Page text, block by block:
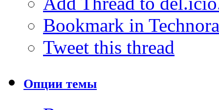
Bookmark in
Tweet this thread
Опции темы